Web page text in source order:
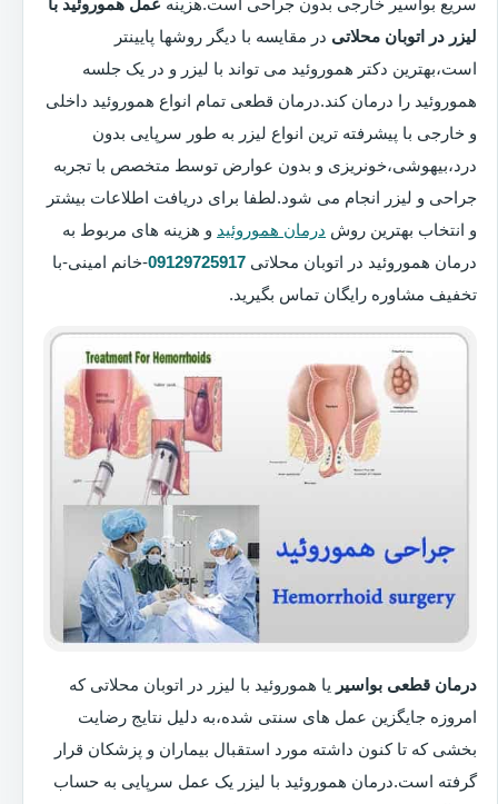
سریع بواسیر خارجی بدون جراحی است.هزینه عمل هموروئید با
لیزر در اتوبان محلاتی در مقایسه با دیگر روشها پایینتر
است،بهترین دکتر هموروئید می تواند با لیزر و در یک جلسه
هموروئید را درمان کند.درمان قطعی تمام انواع هموروئید داخلی
و خارجی با پیشرفته ترین انواع لیزر به طور سرپایی بدون
درد،بیهوشی،خونریزی و بدون عوارض توسط متخصص با تجربه
جراحی و لیزر انجام می شود.لطفا برای دریافت اطلاعات بیشتر
و انتخاب بهترین روش درمان هموروئید و هزینه های مربوط به
درمان هموروئید در اتوبان محلاتی 09129725917-خانم امینی-با
تخفیف مشاوره رایگان تماس بگیرید.
درمان قطعی بواسیر یا هموروئید با لیزر در اتوبان محلاتی که
امروزه جایگزین عمل های سنتی شده،به دلیل نتایج رضایت
بخشی که تا کنون داشته مورد استقبال بیماران و پزشکان قرار
گرفته است.درمان هموروئید با لیزر یک عمل سرپایی به حساب